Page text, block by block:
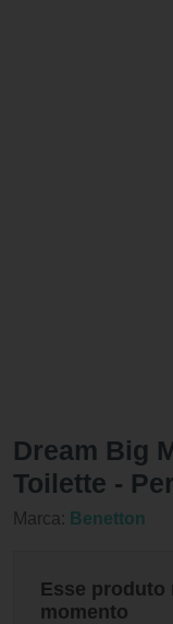
Dream Big
Toilette -
Marca: Benetton
Esse produto
momento